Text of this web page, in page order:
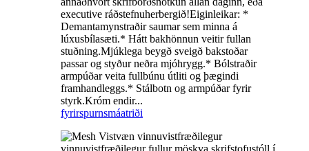
executive ráðstefnuherbergið!Eiginleikar: *
Demantamynstraðir saumar sem minna á
lúxusbílasæti.* Hátt bakhönnun veitir fullan
stuðning.Mjúklega beygð sveigð bakstoðar
passar og styður neðra mjóhrygg.* Bólstraðir
armpúðar veita fullbúnu útliti og þægindi
framhandleggs.* Stálbotn og armpúðar fyrir
styrk.Króm endir...
fyrirspurnsmáatriði